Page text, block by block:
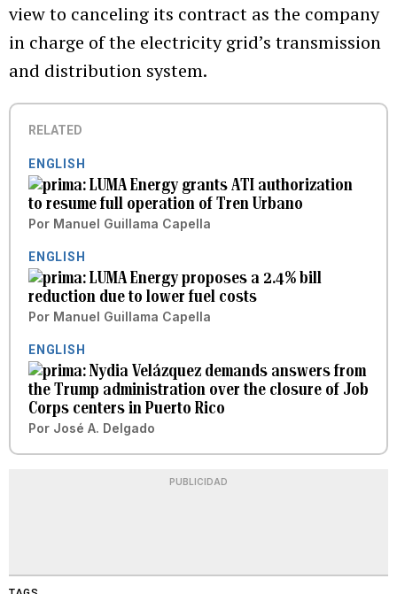
view to canceling its contract as the company
in charge of the electricity grid’s transmission
and distribution system.
RELATED
ENGLISH
LUMA Energy grants ATI authorization
to resume full operation of Tren Urbano
Por Manuel Guillama Capella
ENGLISH
LUMA Energy proposes a 2.4% bill
reduction due to lower fuel costs
Por Manuel Guillama Capella
ENGLISH
Nydia Velázquez demands answers from
the Trump administration over the closure of Job
Corps centers in Puerto Rico
Por José A. Delgado
PUBLICIDAD